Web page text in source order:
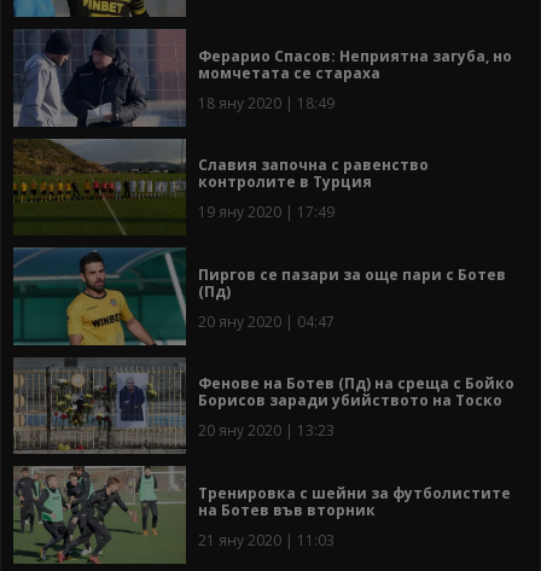
Ферарио Спасов: Неприятна загуба, но
момчетата се стараха
18 яну 2020 | 18:49
Славия започна с равенство
контролите в Турция
19 яну 2020 | 17:49
Пиргов се пазари за още пари с Ботев
(Пд)
20 яну 2020 | 04:47
Фенове на Ботев (Пд) на среща с Бойко
Борисов заради убийството на Тоско
20 яну 2020 | 13:23
Тренировка с шейни за футболистите
на Ботев във вторник
21 яну 2020 | 11:03